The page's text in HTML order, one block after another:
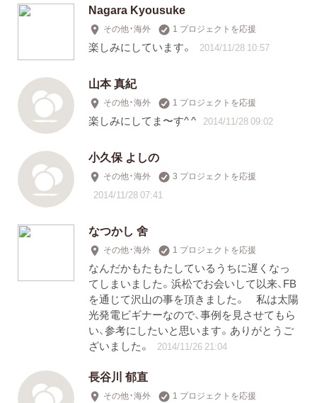
Nagara Kyousuke
その他・海外 1 プロジェクトを応援
楽しみにしています。 2014/11/28 10:57
山本 真紀
その他・海外 1 プロジェクトを応援
楽しみにしてま〜す^ ^ 2014/11/28 09:02
小久保 よしの
その他・海外 3 プロジェクトを応援
2014/11/28 07:41
なつかし 舍
その他・海外 1 プロジェクトを応援
なんだかもたもたしているうちに遅くなっ
てしまいました。浜松でお会いして以来、FB
を通じて沢山の事を頂きました。 私は太陽
光発電ビギナーなので、事例を見させてもら
い、参考にしたいと思います。ありがとうご
ざいました。
2014/11/26 21:04
長谷川 郁直
その他・海外 1 プロジェクトを応援